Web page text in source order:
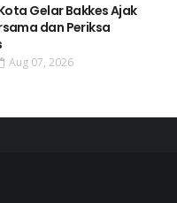
Gelar Bakkes Ajak
dan Periksa
Aug 07, 2026